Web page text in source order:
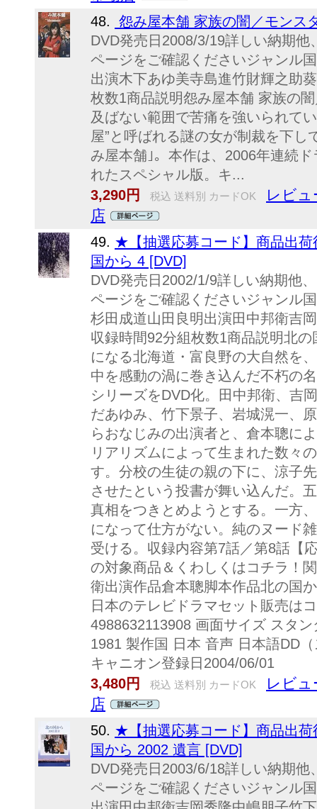
48.
怨み屋本舗 家族の闇／モンス
DVD発売日2008/3/19詳しい納期
ページをご確認くださいジャンル
出演木下あゆ美寺島進竹財輝之助
枚数1商品説明怨み屋本舗 家族の
及ばない範囲で苦痛を強いられて
屋”と呼ばれる謎の女が制裁を下
み屋本舗｣。本作は、2006年連続
れたスペシャル版。キ...
3,290円
税込 送料別 カードOK
レビュ
店
49. ★【抽選応募コード】商品出
国から 4 [DVD]
DVD発売日2002/1/9詳しい納期他
ページをご確認くださいジャンル
杉田成道山田良明出演田中邦衛吉
収録時間92分組枚数1商品説明北
になる北海道・富良野の大自然を
中を感動の渦に巻き込んだ不朽の
シリーズをDVD化。田中邦衛、吉
だあゆみ、竹下景子、岩城滉一、
らおなじみの出演者と、倉本聰に
リアリズムによって生まれた数々
す。分校の生徒の親の下に、涼子
させたという投書が舞い込んだ。
真相をつきとめようとする。一方
になって仕方がない。純のヌード
受ける。収録内容第7話／第8話【
の対象商品＆くわしくはコチラ！
衛出演作品倉本聰脚本作品北の国
日本のテレビドラマセット販売は
4988632113908 画面サイズ スタ
1981 製作国 日本 音声 日本語
キャニオン登録日2004/06/01
3,480円
税込 送料別 カードOK
レビュ
店
50. ★【抽選応募コード】商品出
国から 2002 遺言 [DVD]
DVD発売日2003/6/18詳しい納期
ページをご確認くださいジャンル